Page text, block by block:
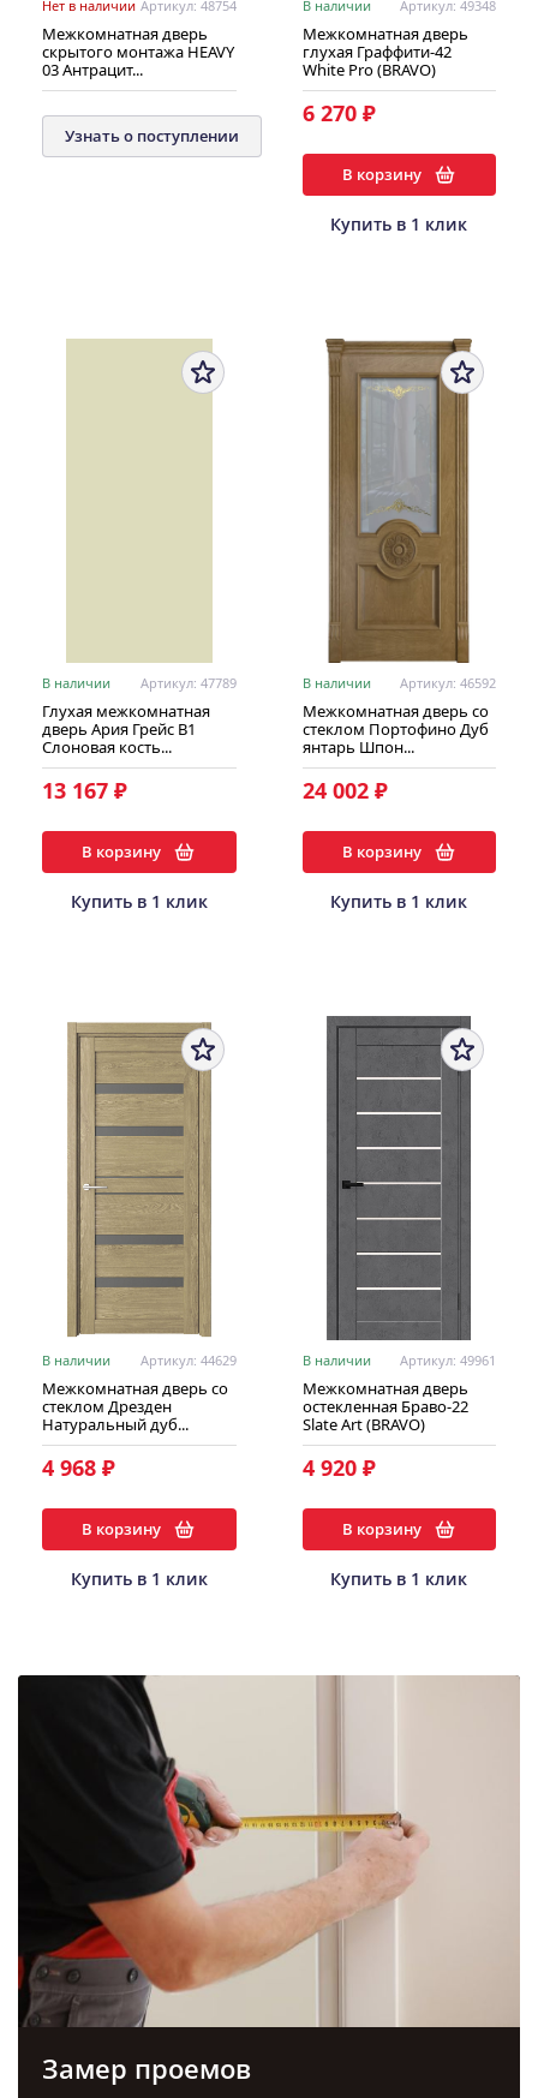
Нет в наличии Артикул: 48754
Межкомнатная дверь
скрытого монтажа HEAVY
03 Антрацит...
Узнать о поступлении
В наличии Артикул: 49348
Межкомнатная дверь
глухая Граффити-42
White Pro (BRAVO)
6 270 ₽
В корзину
Купить в 1 клик
В наличии Артикул: 47789
Глухая межкомнатная
дверь Ария Грейс В1
Слоновая кость...
13 167 ₽
В корзину
Купить в 1 клик
В наличии Артикул: 46592
Межкомнатная дверь со
стеклом Портофино Дуб
янтарь Шпон...
24 002 ₽
В корзину
Купить в 1 клик
В наличии Артикул: 44629
Межкомнатная дверь со
стеклом Дрезден
Натуральный дуб...
4 968 ₽
В корзину
Купить в 1 клик
В наличии Артикул: 49961
Межкомнатная дверь
остекленная Браво-22
Slate Art (BRAVO)
4 920 ₽
В корзину
Купить в 1 клик
Замер проемов